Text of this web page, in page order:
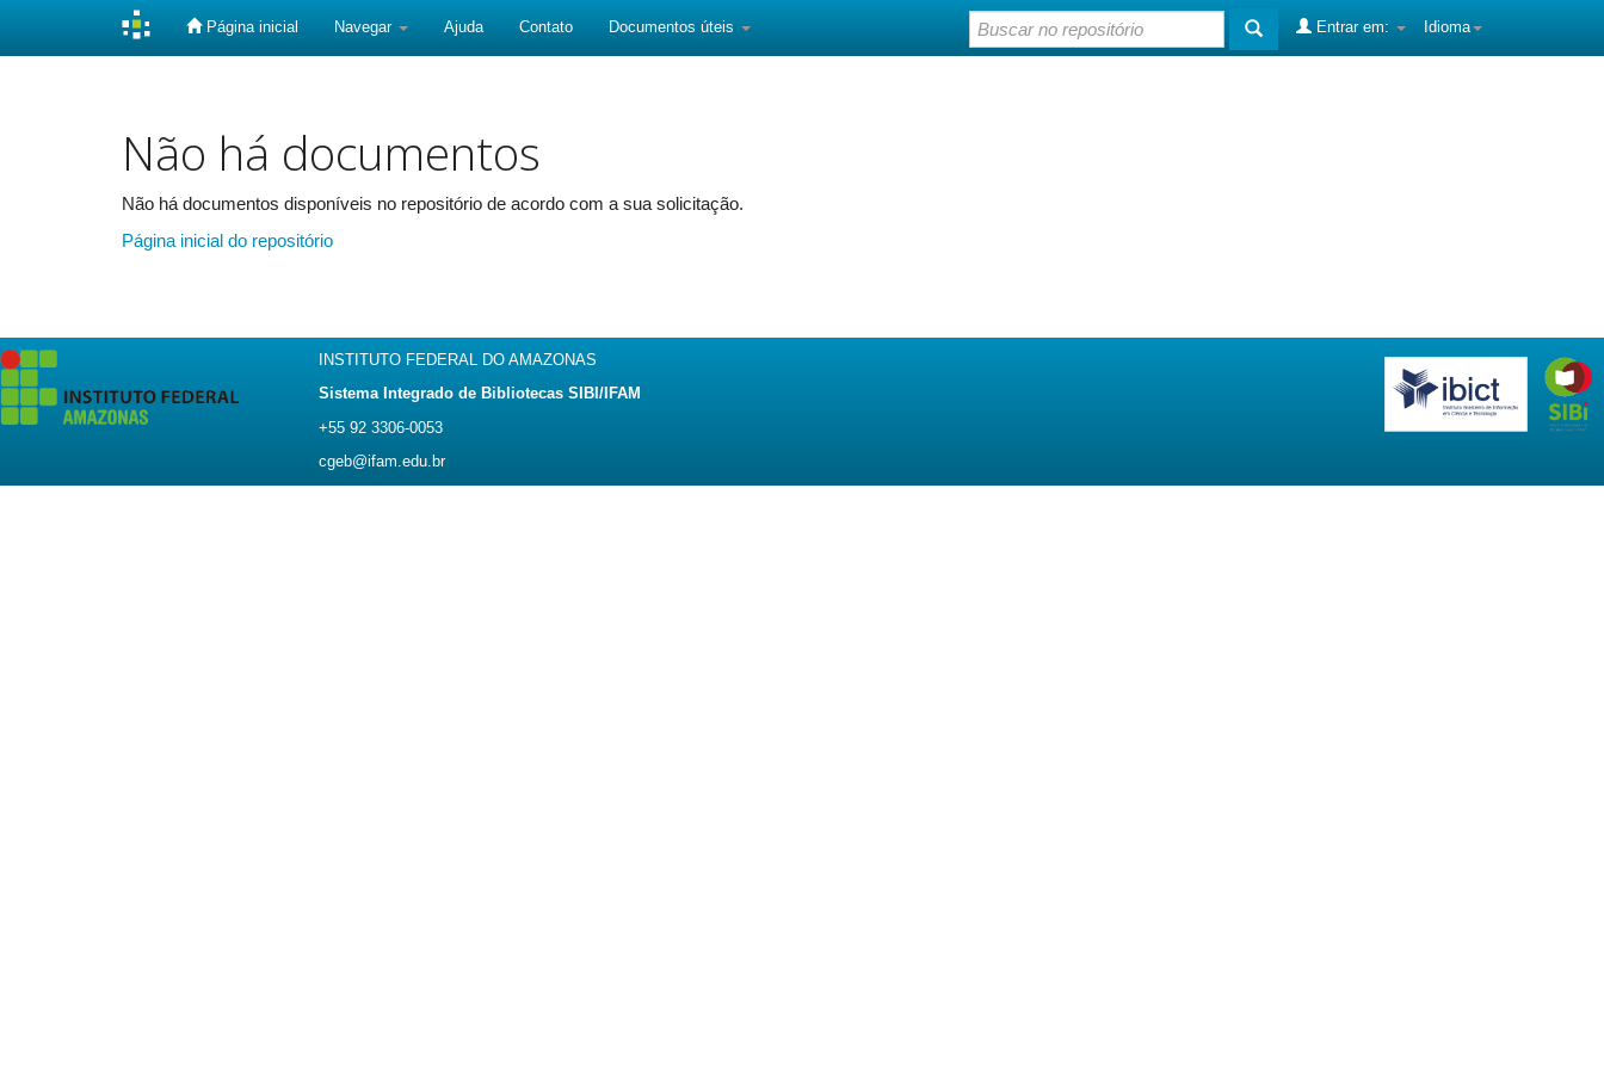
Página inicial Navegar Ajuda Contato Documentos úteis Idioma
Entrar em:
Não há documentos
Não há documentos disponíveis no repositório de acordo com a sua solicitação.
Página inicial do repositório
INSTITUTO FEDERAL DO AMAZONAS
Sistema Integrado de Bibliotecas SIBI/IFAM
+55 92 3306-0053
cgeb@ifam.edu.br